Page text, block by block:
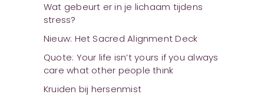
Wat gebeurt er in je lichaam tijdens
stress?
Nieuw: Het Sacred Alignment Deck
Quote: Your life isn’t yours if you always
care what other people think
Kruiden bij hersenmist